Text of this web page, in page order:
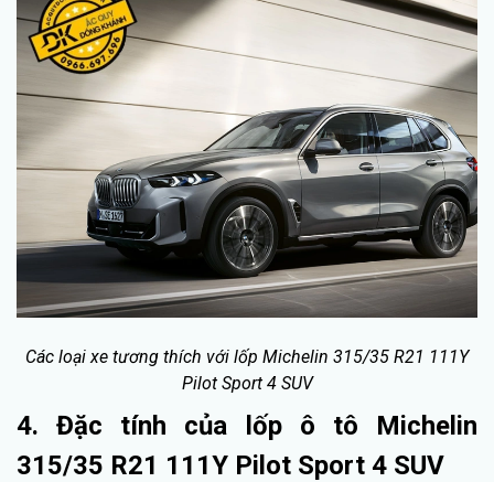
Các loại xe tương thích với lốp Michelin 315/35 R21 111Y
Pilot Sport 4 SUV
4. Đặc tính của lốp ô tô Michelin
315/35 R21 111Y Pilot Sport 4 SUV